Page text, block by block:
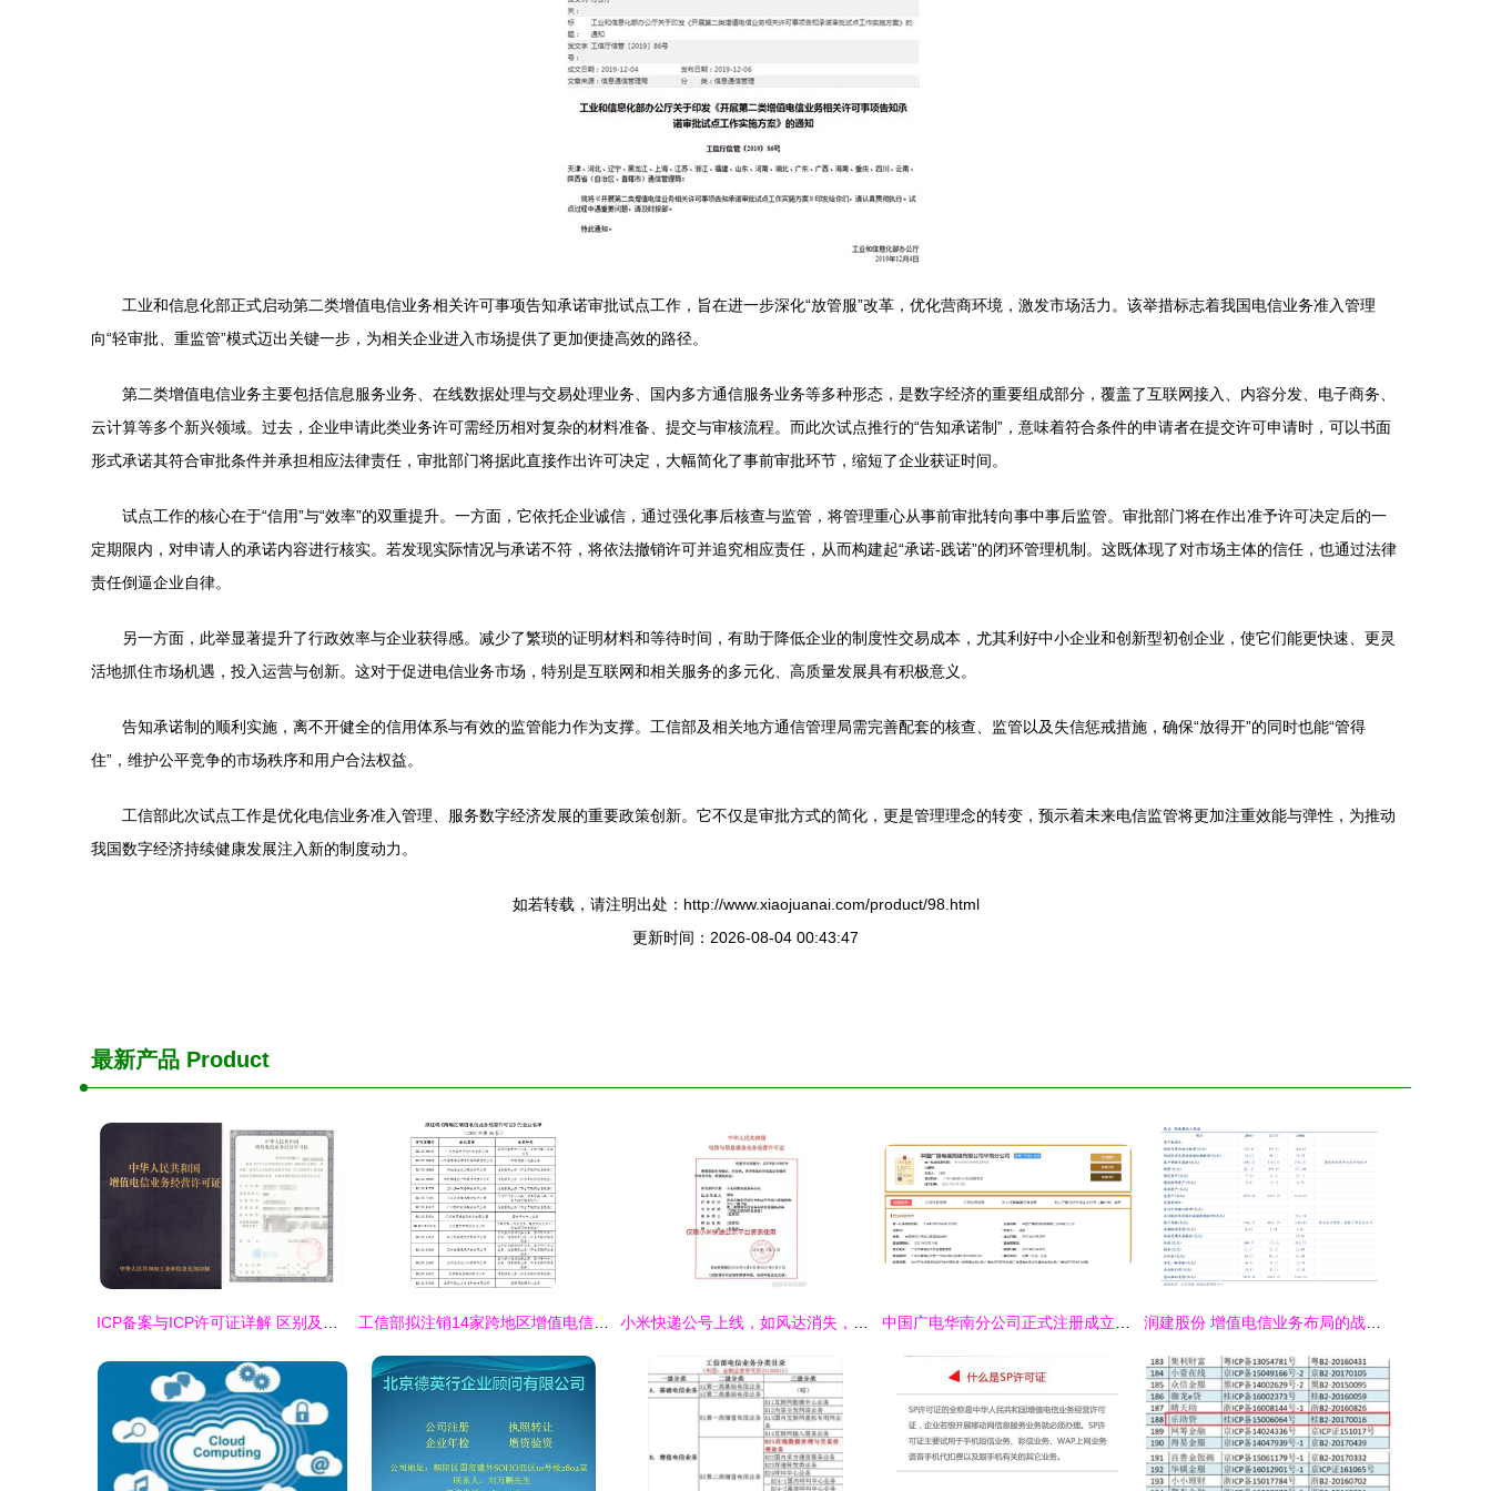
工业和信息化部正式启动第二类增值电信业务相关许可事项告知承诺审批试点工作，旨在进一步深化“放管服”改革，优化营商环境，激发市场活力。该举措标志着我国电信业务准入管理
向“轻审批、重监管”模式迈出关键一步，为相关企业进入市场提供了更加便捷高效的路径。
第二类增值电信业务主要包括信息服务业务、在线数据处理与交易处理业务、国内多方通信服务业务等多种形态，是数字经济的重要组成部分，覆盖了互联网接入、内容分发、电子商务、
云计算等多个新兴领域。过去，企业申请此类业务许可需经历相对复杂的材料准备、提交与审核流程。而此次试点推行的“告知承诺制”，意味着符合条件的申请者在提交许可申请时，可以书面
形式承诺其符合审批条件并承担相应法律责任，审批部门将据此直接作出许可决定，大幅简化了事前审批环节，缩短了企业获证时间。
试点工作的核心在于“信用”与“效率”的双重提升。一方面，它依托企业诚信，通过强化事后核查与监管，将管理重心从事前审批转向事中事后监管。审批部门将在作出准予许可决定后的一
定期限内，对申请人的承诺内容进行核实。若发现实际情况与承诺不符，将依法撤销许可并追究相应责任，从而构建起“承诺-践诺”的闭环管理机制。这既体现了对市场主体的信任，也通过法律
责任倒逼企业自律。
另一方面，此举显著提升了行政效率与企业获得感。减少了繁琐的证明材料和等待时间，有助于降低企业的制度性交易成本，尤其利好中小企业和创新型初创企业，使它们能更快速、更灵
活地抓住市场机遇，投入运营与创新。这对于促进电信业务市场，特别是互联网和相关服务的多元化、高质量发展具有积极意义。
告知承诺制的顺利实施，离不开健全的信用体系与有效的监管能力作为支撑。工信部及相关地方通信管理局需完善配套的核查、监管以及失信惩戒措施，确保“放得开”的同时也能“管得
住”，维护公平竞争的市场秩序和用户合法权益。
工信部此次试点工作是优化电信业务准入管理、服务数字经济发展的重要政策创新。它不仅是审批方式的简化，更是管理理念的转变，预示着未来电信监管将更加注重效能与弹性，为推动
我国数字经济持续健康发展注入新的制度动力。
如若转载，请注明出处：http://www.xiaojuanai.com/product/98.html
更新时间：2026-08-04 00:43:47
最新产品 Product